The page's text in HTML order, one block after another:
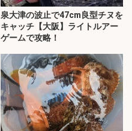
泉大津の波止で47cm良型チヌを
キャッチ【大阪】ライトルアー
ゲームで攻略！